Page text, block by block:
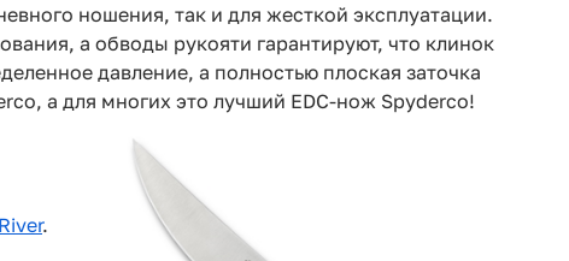
ношения, так и для жесткой эксплуатации.
а обводы рукояти гарантируют, что клинок
давление, а полностью плоская заточка
а для многих это лучший EDC-нож Spyderco!
.